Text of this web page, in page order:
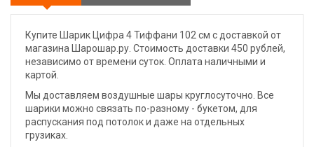
Купите Шарик Цифра 4 Тиффани 102 см с доставкой от
магазина Шарошар.ру. Стоимость доставки 450 рублей,
независимо от времени суток. Оплата наличными и
картой.
Мы доставляем воздушные шары круглосуточно. Все
шарики можно связать по-разному - букетом, для
распускания под потолок и даже на отдельных
грузиках.